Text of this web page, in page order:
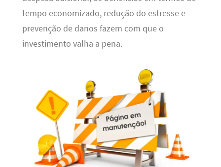
tempo economizado, redução do estresse e
prevenção de danos fazem com que o
investimento valha a pena.